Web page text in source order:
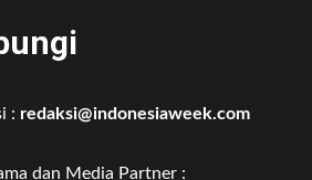
: redaksi@indonesiaweek.com
dan Media Partner :